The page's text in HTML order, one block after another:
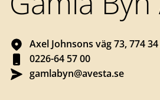
Axel Johnsons väg 73, 774
0226-64 57 00
gamlabyn@avesta.se